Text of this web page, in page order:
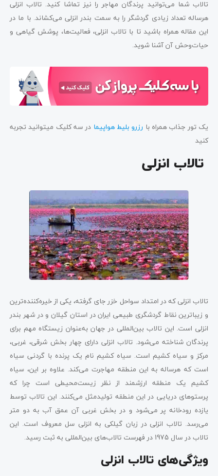
بهترین زمان برای بازدید از تالاب انزلی
کلام آخر سه کلیک درباره تالاب انزلی
تالاب شما می‌توانید پرندگان مهاجر را نیز تماشا کنید. تالاب انزلی
هرساله تعداد زیادی گردشگر را به سمت بندر انزلی می‌کشاند. با ما در
این مقاله همراه باشید تا با تالاب انزلی، فعالیت‌ها، پوشش گیاهی و
حیات‌وحش آن آشنا شوید.
یک تور جذاب همراه با رزرو بلیط هواپیما در سه کلیک میتوانید تجربه
کنید
تالاب انزلی
تالاب انزلی که در امتداد سواحل خزر جای گرفته، یکی از خیره‌کننده‌ترین
و زیباترین نقاط گردشگری طبیعی ایران در استان گیلان و در شهر بندر
انزلی است. این تالاب بین‌المللی در جهان به‌عنوان زیستگاه مهم برای
پرندگان شناخته می‌شود. تالاب انزلی دارای چهار بخش شرقی، غربی،
مرکز و سیاه کشیم است. سیاه کشیم نام یک پرنده با گردنی سیاه
است که هرساله به این منطقه مهاجرت می‌کند. علاوه بر این، سیاه
کشیم یک منطقه ارزشمند از نظر زیست‌محیطی است چرا که
پرستوهای دریایی در این منطقه تولیدمثل می‌کنند. این تالاب توسط
یازده رودخانه پر می‌شود و در بخش غربی آن عمق آب به دو متر
می‌رسد. تالاب انزلی در زبان گیلکی به انزلی سل معروف است. این
تالاب در سال 1975 در فهرست تالاب‌های بین‌المللی به ثبت رسید.
ویژگی‌های تالاب انزلی